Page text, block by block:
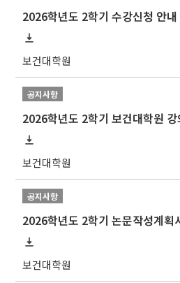
2026학년도 2학기 수강신청 안내
보건대학원
공지사항
보건대학원
공지사항
보건대학원